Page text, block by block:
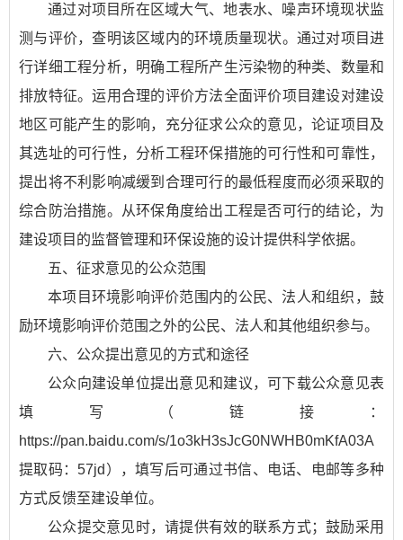
通过对项目所在区域大气、地表水、噪声环境现状监
测与评价，查明该区域内的环境质量现状。通过对项目进
行详细工程分析，明确工程所产生污染物的种类、数量和
排放特征。运用合理的评价方法全面评价项目建设对建设
地区可能产生的影响，充分征求公众的意见，论证项目及
其选址的可行性，分析工程环保措施的可行性和可靠性，
提出将不利影响减缓到合理可行的最低程度而必须采取的
综合防治措施。从环保角度给出工程是否可行的结论，为
建设项目的监督管理和环保设施的设计提供科学依据。
五、征求意见的公众范围
本项目环境影响评价范围内的公民、法人和组织，鼓
励环境影响评价范围之外的公民、法人和其他组织参与。
六、公众提出意见的方式和途径
公众向建设单位提出意见和建议，可下载公众意见表
填写（链接：
https://pan.baidu.com/s/1o3kH3sJcG0NWHB0mKfA03A
提取码：57jd），填写后可通过书信、电话、电邮等多种
方式反馈至建设单位。
公众提交意见时，请提供有效的联系方式；鼓励采用